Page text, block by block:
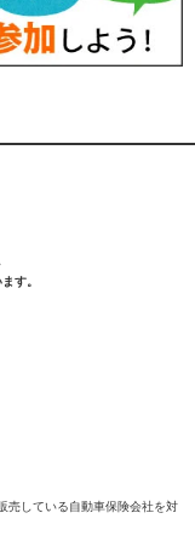
す。
売している自動車保険会社を対